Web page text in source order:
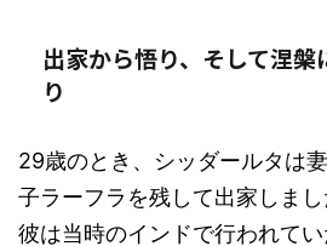
出家から悟り、そして涅
り
29歳のとき、シッダールタは
子ラーフラを残して出家しまし
彼は当時のインドで行われて